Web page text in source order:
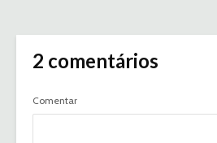
2 comentários
Comentar